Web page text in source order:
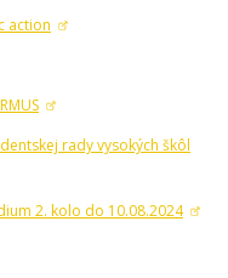
action
rady vysokých škôl
2. kolo do 10.08.2024